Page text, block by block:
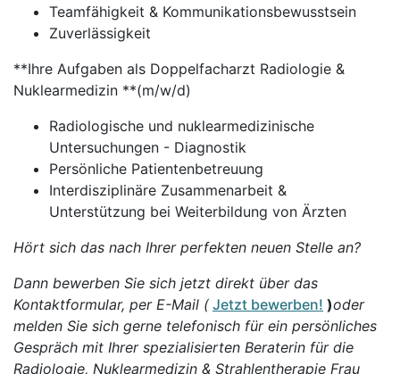
Teamfähigkeit & Kommunikationsbewusstsein
Zuverlässigkeit
**Ihre Aufgaben als Doppelfacharzt Radiologie &
Nuklearmedizin **(m/w/d)
Radiologische und nuklearmedizinische
Untersuchungen - Diagnostik
Persönliche Patientenbetreuung
Interdisziplinäre Zusammenarbeit &
Unterstützung bei Weiterbildung von Ärzten
Hört sich das nach Ihrer perfekten neuen Stelle an?
Dann bewerben Sie sich jetzt direkt über das
Kontaktformular, per E-Mail ( Jetzt bewerben! )oder
melden Sie sich gerne telefonisch für ein persönliches
Gespräch mit Ihrer spezialisierten Beraterin für die
Radiologie, Nuklearmedizin & Strahlentherapie Frau